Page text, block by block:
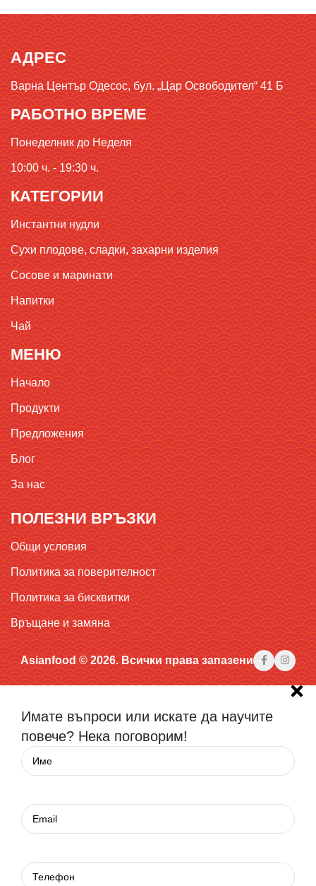
АДРЕС
Варна Център Одесос, бул. „Цар Освободител“ 41 Б
РАБОТНО ВРЕМЕ
Понеделник до Неделя
10:00 ч. - 19:30 ч.
КАТЕГОРИИ
Инстантни нудли
Сухи плодове, сладки, захарни изделия
Сосове и маринати
Напитки
Чай
МЕНЮ
Начало
Продукти
Предложения
Блог
За нас
ПОЛЕЗНИ ВРЪЗКИ
Общи условия
Политика за поверителност
Политика за бисквитки
Връщане и замяна
Asianfood © 2026. Всички права запазени
Имате въпроси или искате да научите
повече? Нека поговорим!